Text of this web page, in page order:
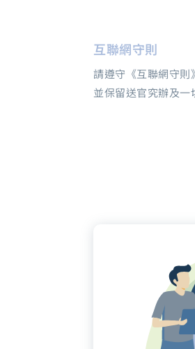
互聯網守則
請遵守《互聯網守則
並保留送官究辦及一